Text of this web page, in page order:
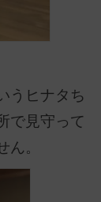
うヒナタち
で見守って
。